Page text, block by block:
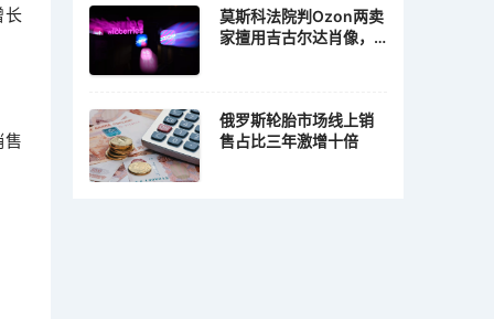
长
莫斯科法院判Ozon两卖
家擅用吉古尔达肖像，
俄罗斯轮胎市场线上销
售占比三年激增十倍